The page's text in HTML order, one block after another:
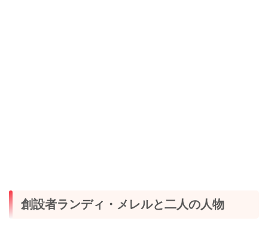
創設者ランディ・メレルと二人の人物